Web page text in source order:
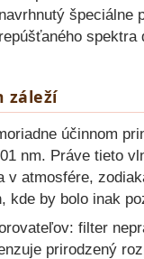
špeciálne
záleží
účinnom
nm. Práve tieto
atmosfére,
by bolo inak
filter
prirodzený